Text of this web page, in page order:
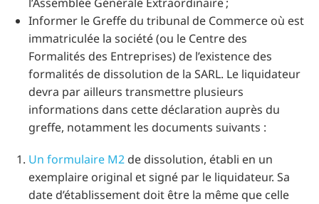
Informer le Greffe du tribunal de Commerce où est
immatriculée la société (ou le Centre des
Formalités des Entreprises) de l’existence des
formalités de dissolution de la SARL. Le liquidateur
devra par ailleurs transmettre plusieurs
informations dans cette déclaration auprès du
greffe, notamment les documents suivants :
Un formulaire M2 de dissolution, établi en un
exemplaire original et signé par le liquidateur. Sa
date d’établissement doit être la même que celle